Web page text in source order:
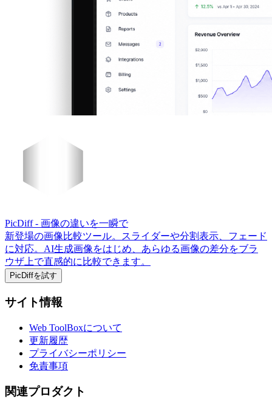
PicDiff- 画像の違いを一瞬で
新登場の画像比較ツール。スライダーや分割表示、フェード
に対応。AI生成画像をはじめ、あらゆる画像の差分をブラ
ウザ上で直感的に比較できます。
PicDiffを試す
サイト情報
Web ToolBoxについて
更新履歴
プライバシーポリシー
免責事項
関連プロダクト